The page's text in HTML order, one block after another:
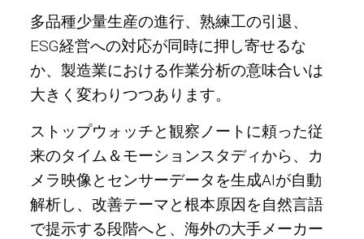
多品種少量生産の進行、熟練工の引退、
ESG経営への対応が同時に押し寄せるな
か、製造業における作業分析の意味合いは
大きく変わりつつあります。
ストップウォッチと観察ノートに頼った従
来のタイム＆モーションスタディから、カ
メラ映像とセンサーデータを生成AIが自動
解析し、改善テーマと根本原因を自然言語
で提示する段階へと、海外の大手メーカー